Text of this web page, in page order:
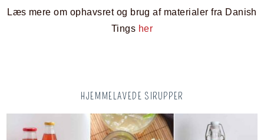
Læs mere om ophavsret og brug af materialer fra Danish
Tings her
HJEMMELAVEDE SIRUPPER